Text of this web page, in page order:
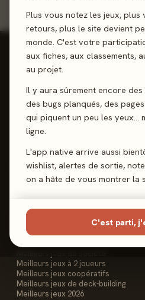
Plus vous notez les jeux, plus
retours, plus le site devient
monde. C'est votre
aux fiches, aux classements,
au projet.
Il y aura sûrement encore
des bugs planqués, des
qui piquent un peu les yeux…
ligne.
L'app native arrive aussi
wishlist, alertes de sortie,
on a hâte de vous montrer la
C'est parti,
Reviews, Avis & Tendances
Jeux de Société
Les Meeples
Contact
FAQ
Les Classements
Meilleurs jeux à 2 joueurs
Meilleurs jeux coopératifs
Meilleurs jeux de deck-building
Meilleurs jeux 2026